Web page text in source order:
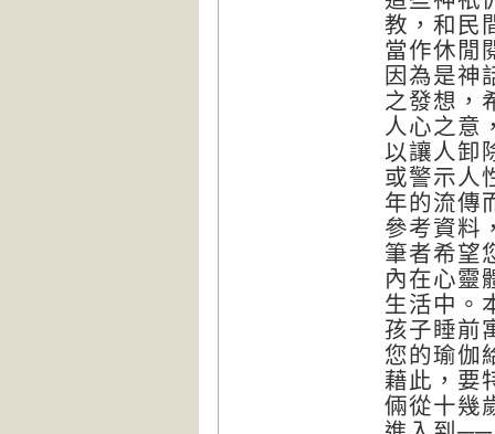
教，和民
當作休閒
因為是神
之發想，
人心之意
以讓人卸
或警示人
年的流傳
參考資料
筆者希望
內在心靈
生活中。
孩子睡前
您的瑜伽
藉此，要
倆從十幾